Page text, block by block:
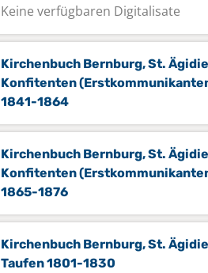
Keine verfügbaren Digitalisate
Kirchenbuch Bernburg, St.
Konfitenten
1841-1864
Kirchenbuch Bernburg, St.
Konfitenten
1865-1876
Kirchenbuch Bernburg, St.
Taufen 1801-1830